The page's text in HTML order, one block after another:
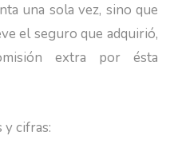
una sola vez, sino que
el seguro que adquirió,
extra por ésta
cifras: